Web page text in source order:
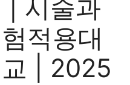
| 시술과
적용대
| 2025